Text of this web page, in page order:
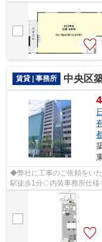
わせて物件のご提案が可能
賃貸 | 事務所 中央区
◆弊社に工事のご依頼をい
駅徒歩1分◇内装事務所仕
件のご提案が可能です◇お